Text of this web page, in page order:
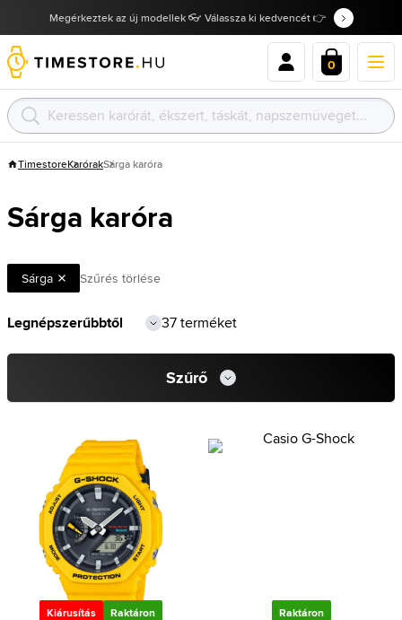
Megérkeztek az új modellek 👓 Válassza ki kedvencét 👉
0
TimestoreKarórakSárga karóra
Sárga karóra
Sárga Szűrés törlése
37 terméket
Szűrő
Kiárusítás Raktáron Raktáron